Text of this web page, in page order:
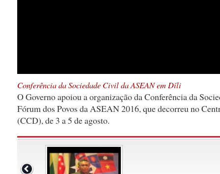
Conferência da Sociedade Civil da ASEAN em Díli
O Governo apoiou a organização da Conferência da
Fórum dos Povos da ASEAN 2016, que decorreu no
(CCD), de 3 a 5 de agosto.